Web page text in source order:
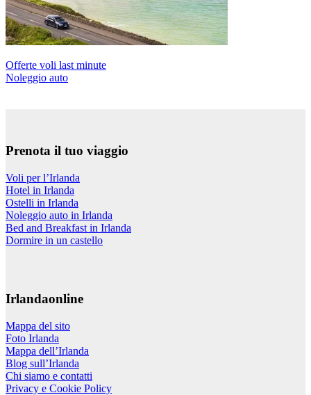
Offerte voli last minute
Noleggio auto
Prenota il tuo viaggio
Voli per l’Irlanda
Hotel in Irlanda
Ostelli in Irlanda
Noleggio auto in Irlanda
Bed and Breakfast in Irlanda
Dormire in un castello
Irlandaonline
Mappa del sito
Foto Irlanda
Mappa dell’Irlanda
Blog sull’Irlanda
Chi siamo e contatti
Privacy e Cookie Policy